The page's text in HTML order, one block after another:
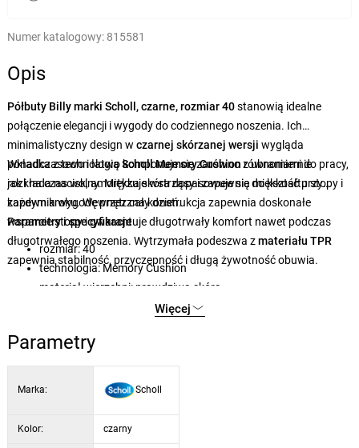
Numer katalogowy: 815581
Opis
Półbuty Billy marki Scholl, czarne, rozmiar 40stanowią idealne
połączenie elegancji i wygody do codziennego noszenia. Ich
minimalistyczny design w czarnej skórzanej wersji wygląda
ponadczasowo i łatwo komponuje się zarówno z ubraniami do pracy,
jak i na czas wolny. Miękka skóra dopasowuje się do kształtu stopy i
zapewnia wygodę przez cały dzień.
Wkładka z technologiąScholl Memory Cushionrównomiernie
rozkłada nacisk, amortyzuje wstrząsy i zapewnia miękkość przy
każdym kroku. Wewnętrzna konstrukcja zapewnia doskonałe
wsparcie stopy i gwarantuje długotrwały komfort nawet podczas
długotrwałego noszenia. Wytrzymała podeszwa zmateriału TPR
zapewnia stabilność, przyczepność i długą żywotność obuwia.
Parametry i specyfikacje
rozmiar: 40
technologia: Memory Cushion
materiał wierzchni: prawdziwa skóra
materiał wewnętrzny: PU (podszewka syntetyczna)
szerokość: G
Więcej
Parametry
Marka: Scholl
Kolor: czarny